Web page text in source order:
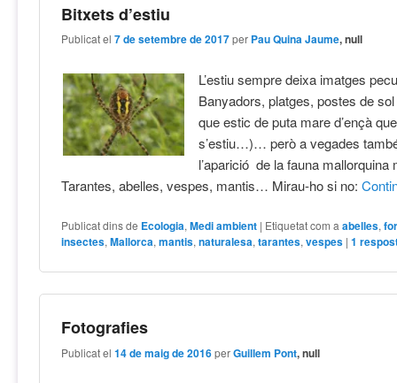
Bitxets d’estiu
Publicat el7 de setembre de 2017 per Pau Quina Jaume, null
L’estiu sempre deixa imatges
Banyadors, platges, postes de sol
que estic de puta mare d’ençà
s’estiu…)… però a vegades
l’aparició de la fauna mallorquina
Tarantes, abelles, vespes, mantis… Mirau-ho si no:
Publicat dins de Ecologia,Medi ambient | Etiquetat com a abelles,
insectes,Mallorca,mantis,naturalesa,tarantes,vespes |1
Fotografies
Publicat el14 de maig de 2016 perGuillem Pont, null